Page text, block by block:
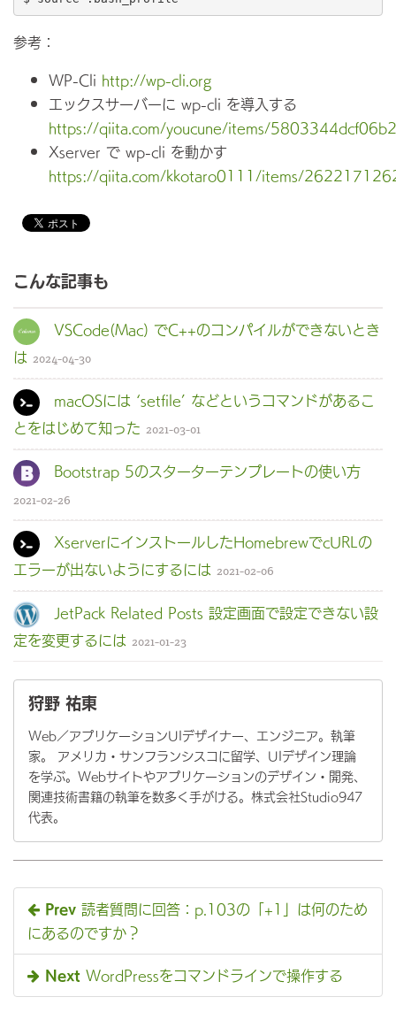
参考：
WP-Cli http://wp-cli.org
エックスサーバーに wp-cli を導入する
https://qiita.com/youcune/items/
Xserver で wp-cli を動かす
https://qiita.com/kkotaro0111/items/
こんな記事も
VSCode(Mac) でC++のコンパイルができないとき
は 2024-04-30
macOSには ‘setfile’ などというコマンドがあるこ
とをはじめて知った 2021-03-01
Bootstrap 5のスターターテンプレートの使い方
2021-02-26
XserverにインストールしたHomebrewでcURLの
エラーが出ないようにするには 2021-02-06
JetPack Related Posts 設定画面で設定できない設
定を変更するには 2021-01-23
狩野 祐東
Web／アプリケーションUIデザイナー、エンジニア。執筆
家。 アメリカ・サンフランシスコに留学、UIデザイン理論
を学ぶ。Webサイトやアプリケーションのデザイン・開発、
関連技術書籍の執筆を数多く手がける。株式会社Studio947
代表。
Prev 読者質問に回答：p.103の「+1」は何のため
にあるのですか？
Next WordPressをコマンドラインで操作する